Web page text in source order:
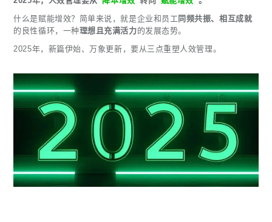
什么是赋能增效？简单来说，就是企业和员工 同频共振、相互成就
的良性循环，一种理想且充满活力的发展态势。
2025年，新篇伊始、万象更新，要从三点重塑人效管理。